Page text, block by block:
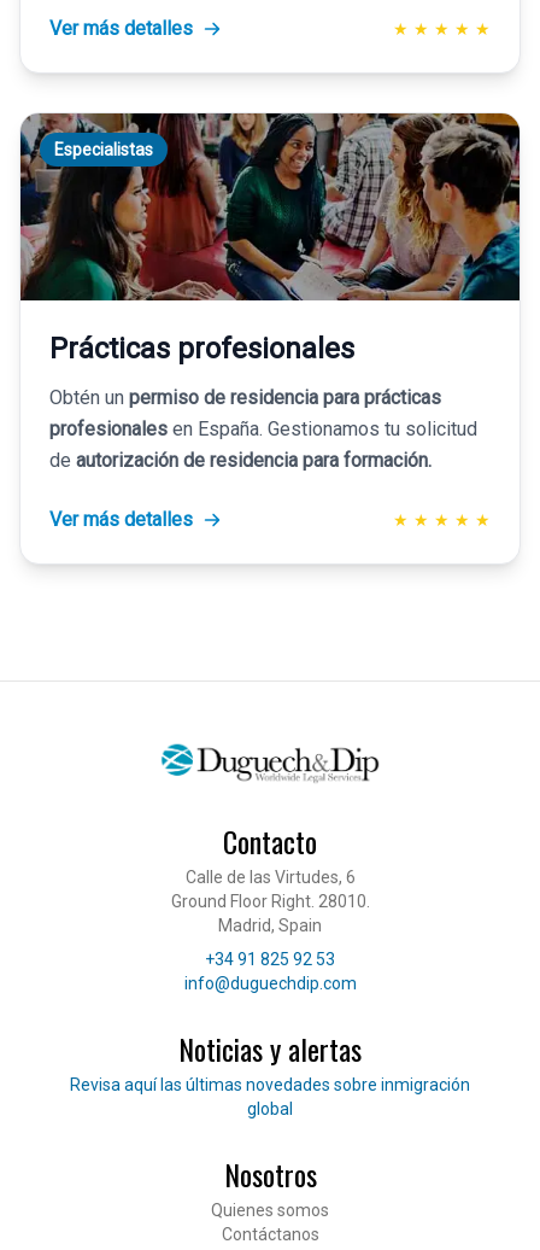
Ver más detalles ★ ★ ★ ★ ★
Especialistas
Prácticas profesionales
Obtén un permiso de residencia para prácticas
profesionales en España. Gestionamos tu solicitud
de autorización de residencia para formación.
Ver más detalles ★ ★ ★ ★ ★
Pié de página
Contacto
Calle de las Virtudes, 6
Ground Floor Right. 28010.
Madrid, Spain
Teléfono
+34 91 825 92 53
Correo electrónico
info@duguechdip.com
Noticias y alertas
Lee nuestras noticias
Revisa aquí las últimas novedades sobre inmigración
global
Nosotros
Quienes somos
Contáctanos